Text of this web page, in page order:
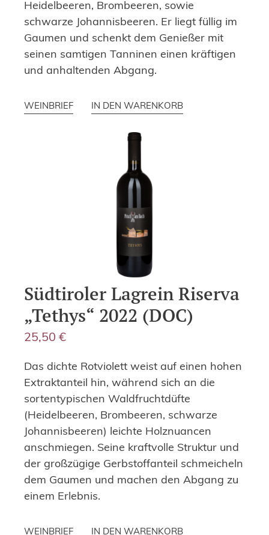
Heidelbeeren, Brombeeren, sowie
schwarze Johannisbeeren. Er liegt füllig im
Gaumen und schenkt dem Genießer mit
seinen samtigen Tanninen einen kräftigen
und anhaltenden Abgang.
WEINBRIEF IN DEN WARENKORB
Südtiroler Lagrein Riserva
„Tethys“ 2022 (DOC)
25,50 €
Das dichte Rotviolett weist auf einen hohen
Extraktanteil hin, während sich an die
sortentypischen Waldfruchtdüfte
(Heidelbeeren, Brombeeren, schwarze
Johannisbeeren) leichte Holznuancen
anschmiegen. Seine kraftvolle Struktur und
der großzügige Gerbstoffanteil schmeicheln
dem Gaumen und machen den Abgang zu
einem Erlebnis.
WEINBRIEF IN DEN WARENKORB